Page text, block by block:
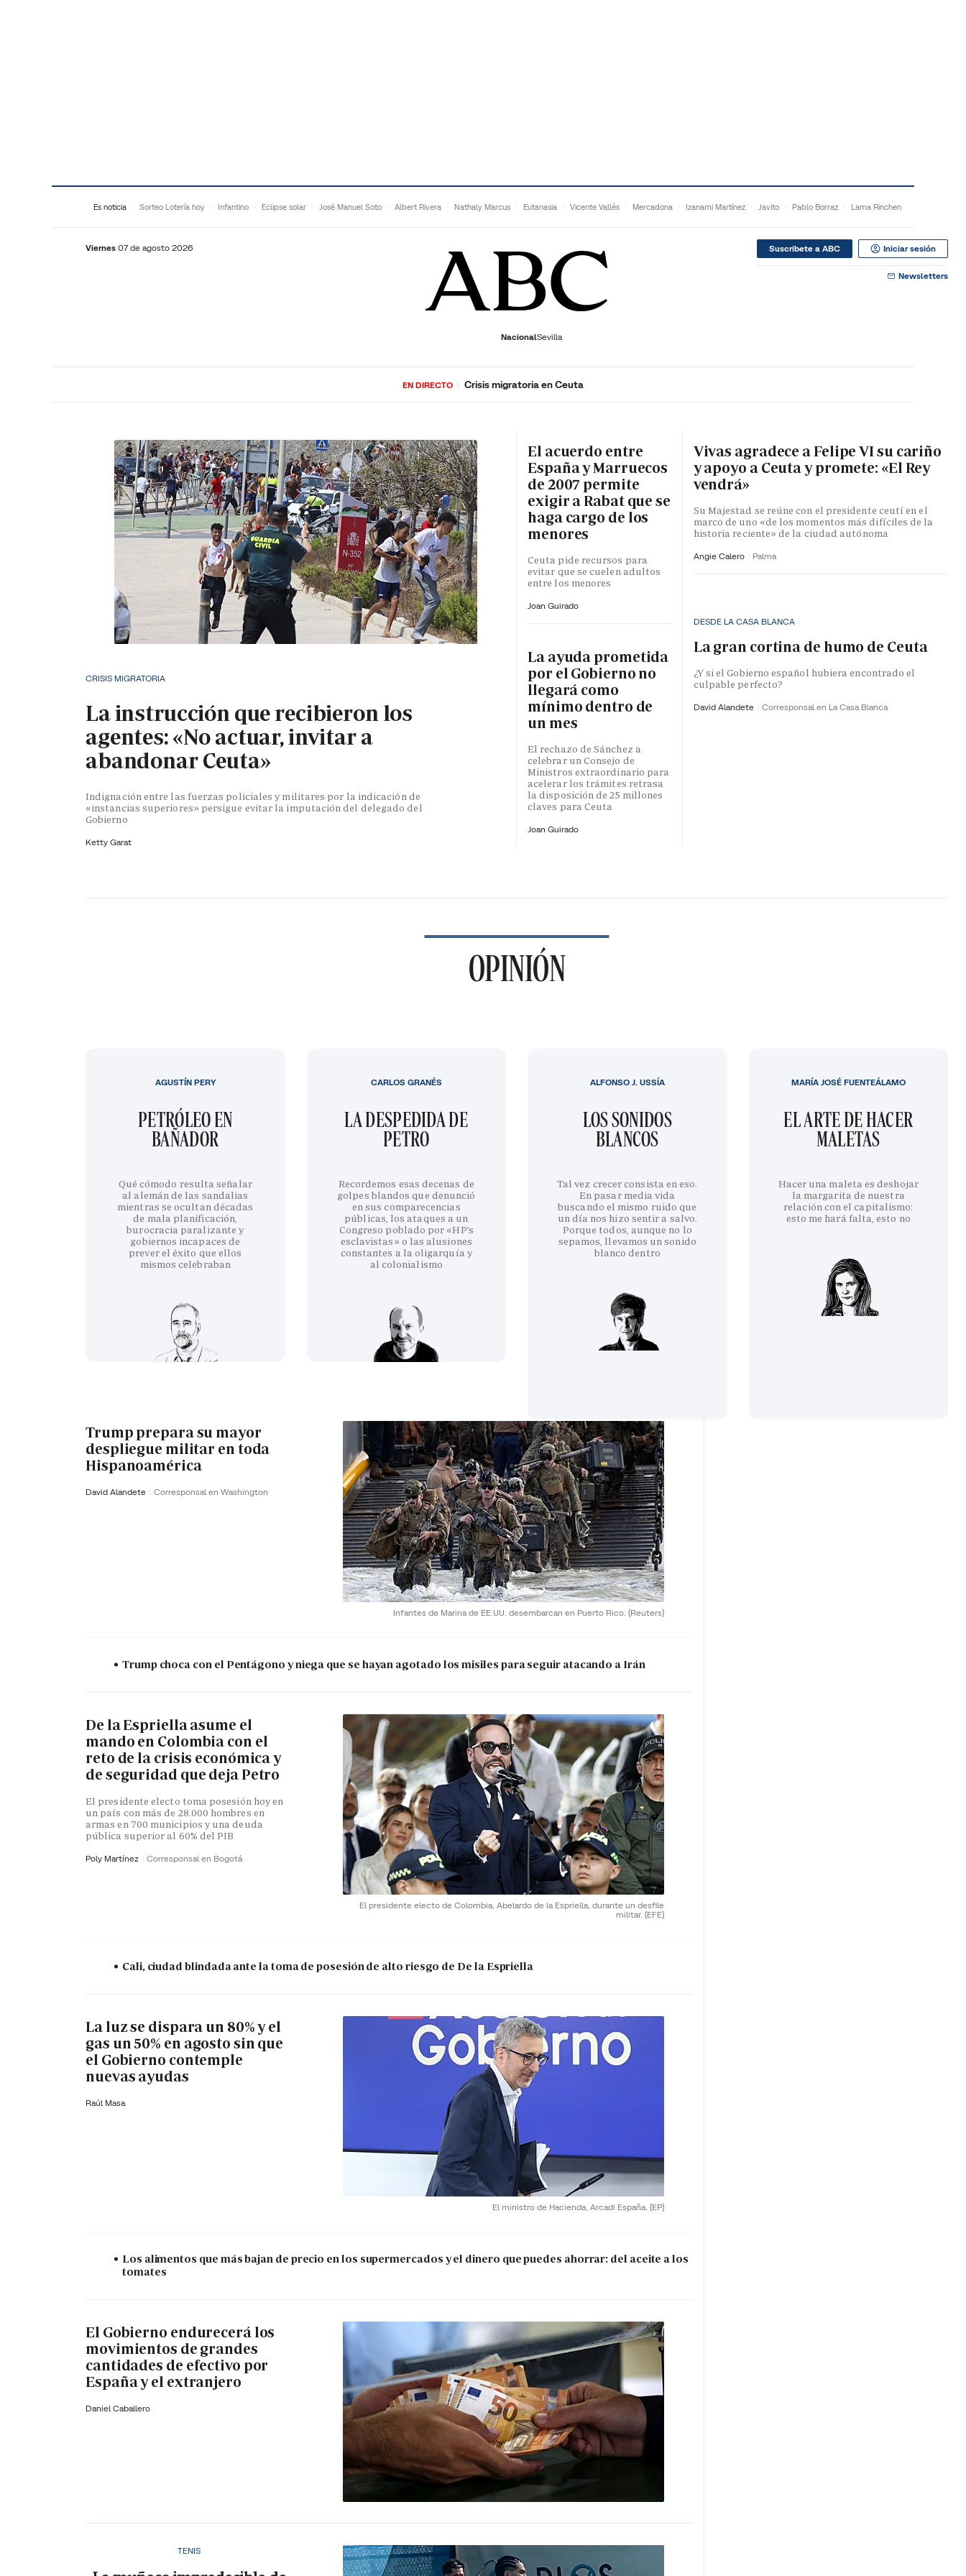
Es noticia Sorteo Lotería hoy Infantino Eclipse solar José Manuel Soto Albert Rivera Nathaly Marcus Eutanasia Vicente Vallés Mercadona Izanami Martínez Javito Pablo Borraz Lama Rinchen
Viernes 07 de agosto 2026
NacionalSevilla
Suscribete a ABC Iniciar sesión
Newsletters
ECONOMÍADEPORTES SOCIEDADCULTURAGENTEPLAY
EN DIRECTO Crisis migratoria en Ceuta
CRISIS MIGRATORIA
La instrucción que recibieron los
agentes: «No actuar, invitar a
abandonar Ceuta»
Indignación entre las fuerzas policiales y militares por la indicación de
«instancias superiores» persigue evitar la imputación del delegado del
Gobierno
Ketty Garat
El acuerdo entre
España y Marruecos
de 2007 permite
exigir a Rabat que se
haga cargo de los
menores
Ceuta pide recursos para
evitar que se cuelen adultos
entre los menores
Joan Guirado
La ayuda prometida
por el Gobierno no
llegará como
mínimo dentro de
un mes
El rechazo de Sánchez a
celebrar un Consejo de
Ministros extraordinario para
acelerar los trámites retrasa
la disposición de 25 millones
claves para Ceuta
Joan Guirado
Vivas agradece a Felipe VI su cariño
y apoyo a Ceuta y promete: «El Rey
vendrá»
Su Majestad se reúne con el presidente ceutí en el
marco de uno «de los momentos más difíciles de la
historia reciente» de la ciudad autónoma
Angie Calero Palma
DESDE LA CASA BLANCA
La gran cortina de humo de Ceuta
¿Y si el Gobierno español hubiera encontrado el
culpable perfecto?
David Alandete Corresponsal en La Casa Blanca
OPINIÓN
PETRÓLEO EN
BAÑADOR
Qué cómodo resulta señalar
al alemán de las sandalias
mientras se ocultan décadas
de mala planificación,
burocracia paralizante y
gobiernos incapaces de
prever el éxito que ellos
mismos celebraban
AGUSTÍN PERY
LA DESPEDIDA DE
PETRO
Recordemos esas decenas de
golpes blandos que denunció
en sus comparecencias
públicas, los ataques a un
Congreso poblado por «HP’s
esclavistas» o las alusiones
constantes a la oligarquía y
al colonialismo
CARLOS GRANÉS
LOS SONIDOS
BLANCOS
Tal vez crecer consista en eso.
En pasar media vida
buscando el mismo ruido que
un día nos hizo sentir a salvo.
Porque todos, aunque no lo
sepamos, llevamos un sonido
blanco dentro
ALFONSO J. USSÍA
EL ARTE DE HACER
MALETAS
Hacer una maleta es deshojar
la margarita de nuestra
relación con el capitalismo:
esto me hará falta, esto no
MARÍA JOSÉ FUENTEÁLAMO
Infantes de Marina de EE.UU. desembarcan en Puerto Rico. (Reuters)
Trump prepara su mayor
despliegue militar en toda
Hispanoamérica
David Alandete Corresponsal en Washington
Trump choca con el Pentágono y niega que se hayan agotado los misiles para seguir atacando a Irán
El presidente electo de Colombia, Abelardo de la Espriella, durante un desfile
militar. (EFE)
De la Espriella asume el
mando en Colombia con el
reto de la crisis económica y
de seguridad que deja Petro
El presidente electo toma posesión hoy en
un país con más de 28.000 hombres en
armas en 700 municipios y una deuda
pública superior al 60% del PIB
Poly Martínez Corresponsal en Bogotá
Cali, ciudad blindada ante la toma de posesión de alto riesgo de De la Espriella
El ministro de Hacienda, Arcadi España. (EP)
La luz se dispara un 80% y el
gas un 50% en agosto sin que
el Gobierno contemple
nuevas ayudas
Raúl Masa
Los alimentos que más bajan de precio en los supermercados y el dinero que puedes ahorrar: del aceite a los
tomates
El Gobierno endurecerá los
movimientos de grandes
cantidades de efectivo por
España y el extranjero
Daniel Caballero
TENIS